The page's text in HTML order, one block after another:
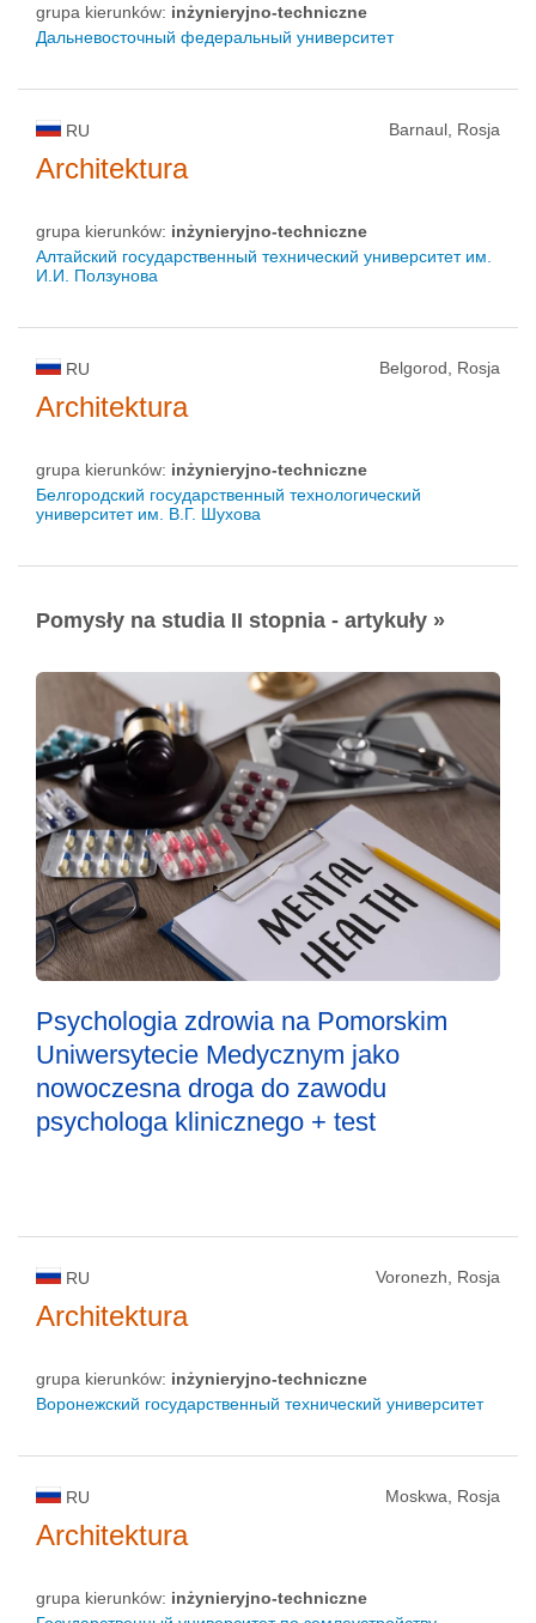
grupa kierunków: inżynieryjno-techniczne
Дальневосточный федеральный университет
RU Barnaul, Rosja
Architektura
grupa kierunków: inżynieryjno-techniczne
Алтайский государственный технический университет им.
И.И. Ползунова
RU Belgorod, Rosja
Architektura
grupa kierunków: inżynieryjno-techniczne
Белгородский государственный технологический
университет им. В.Г. Шухова
Pomysły na studia II stopnia - artykuły »
Psychologia zdrowia na Pomorskim
Uniwersytecie Medycznym jako
nowoczesna droga do zawodu
psychologa klinicznego + test
RU Voronezh, Rosja
Architektura
grupa kierunków: inżynieryjno-techniczne
Воронежский государственный технический университет
RU Moskwa, Rosja
Architektura
grupa kierunków: inżynieryjno-techniczne